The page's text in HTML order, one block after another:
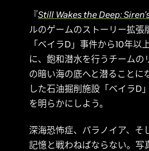
『Still Wakes the Deep:
ルのゲームのストーリー拡張
「ベイラD」事件から10年以
に、飽和潜水を行うチームの
の暗い海の底へと潜ることに
した石油掘削施設「ベイラD
を明らかにしよう。
深海恐怖症、パラノイア、そ
記憶と戦わねばならない。写